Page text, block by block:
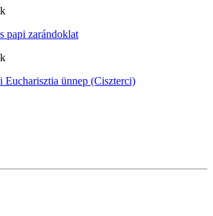
papi zarándoklat
Eucharisztia ünnep (Ciszterci)